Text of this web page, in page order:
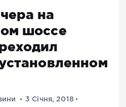
на
шоссе
3 Січня, 2018